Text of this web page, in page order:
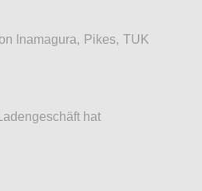
Inamagura, Pikes, TUK
hat